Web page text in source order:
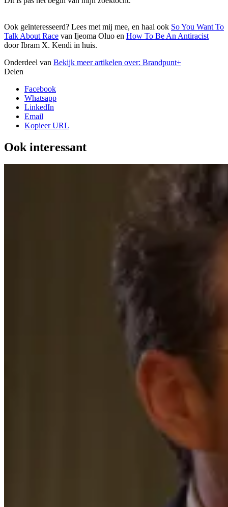
Ook geïnteresseerd? Lees met mij mee, en haal ook So You Want To
Talk About Race van Ijeoma Oluo en How To Be An Antiracist
door Ibram X. Kendi in huis.
Onderdeel van Bekijk meer artikelen over: Brandpunt+
Delen
Facebook
Whatsapp
LinkedIn
Email
Kopieer URL
Ook interessant